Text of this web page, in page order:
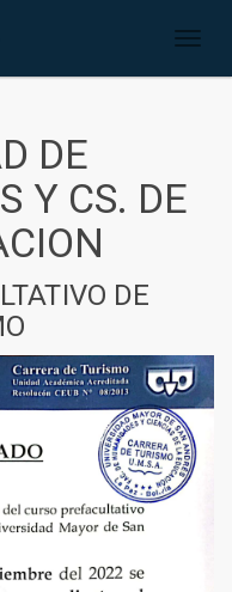
DE
Y CS. DE
DE